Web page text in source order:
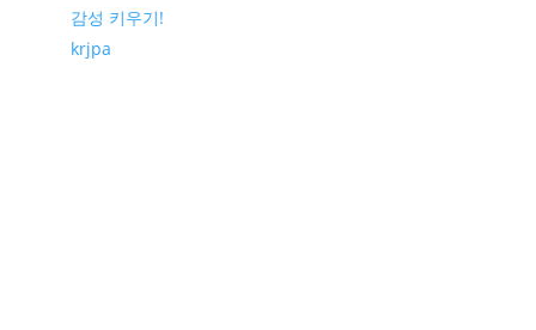
감성 키우기!
krjpa